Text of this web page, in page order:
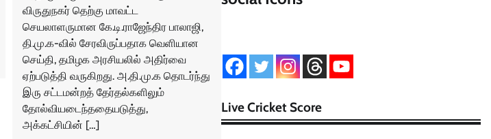
விருதுநகர் தெற்கு மாவட்ட
செயலாளருமான கே.டி.ராஜேந்திர பாலாஜி,
தி.மு.க-வில் சேரவிருப்பதாக வெளியான
செய்தி, தமிழக அரசியலில் அதிர்வை
ஏற்படுத்தி வருகிறது. அ.தி.மு.க தொடர்ந்து
இரு சட்டமன்றத் தேர்தல்களிலும்
தோல்வியடைந்ததையடுத்து,
அக்கட்சியின் […]
Live Cricket Score